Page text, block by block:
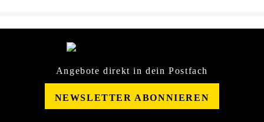
Angebote direkt in dein Postfach
NEWSLETTER ABONNIEREN